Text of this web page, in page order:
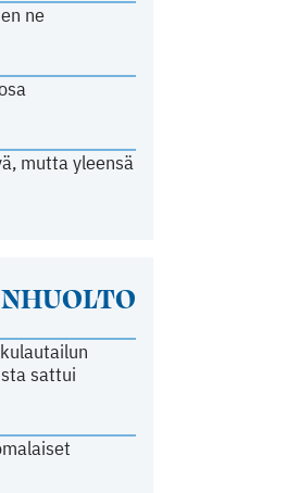
ne
mutta yleensä
sattui